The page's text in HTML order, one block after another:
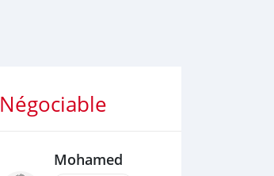
Négociable
Mohamed